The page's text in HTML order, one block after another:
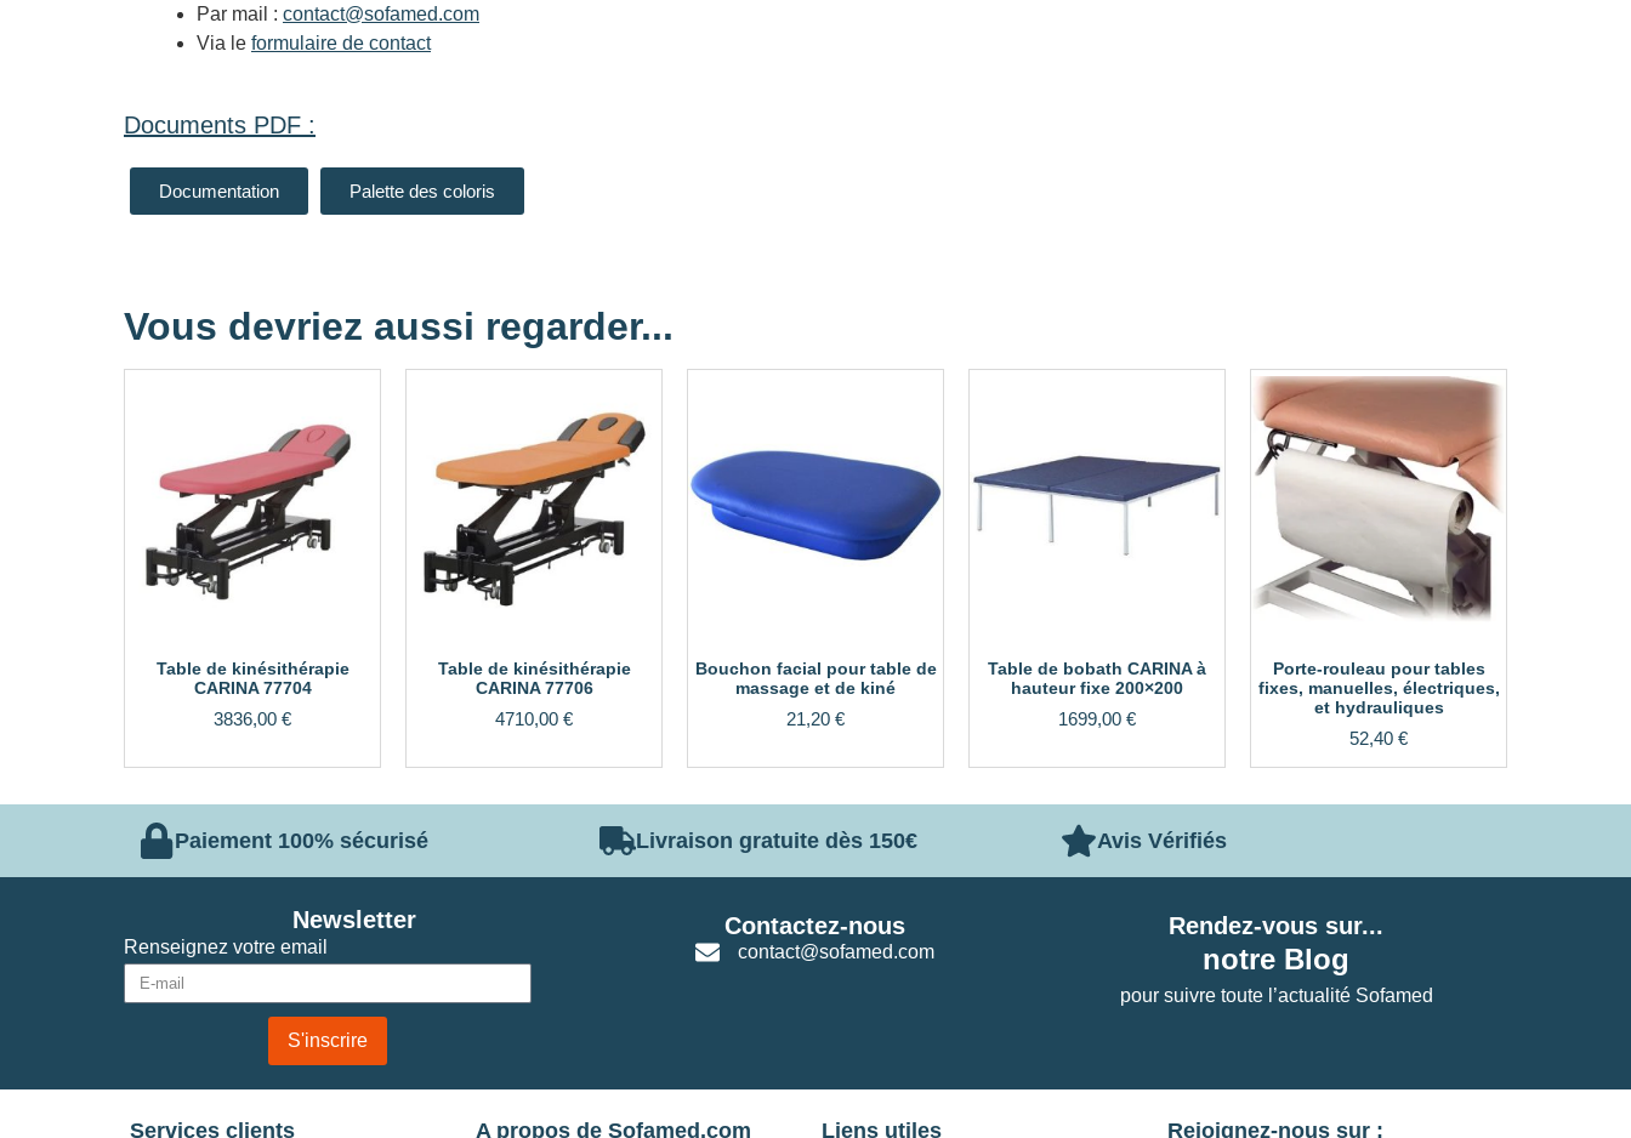
Par mail : contact@sofamed.com
Via le formulaire de contact
Documents PDF :
Documentation Palette des coloris
Vous devriez aussi regarder...
Table de kinésithérapie
CARINA 77704
3836,00 €
Table de kinésithérapie
CARINA 77706
4710,00 €
Bouchon facial pour table de
massage et de kiné
21,20 €
Table de bobath CARINA à
hauteur fixe 200×200
1699,00 €
Porte-rouleau pour tables
fixes, manuelles, électriques,
et hydrauliques
52,40 €
Paiement 100% sécurisé Livraison gratuite dès 150€ Avis Vérifiés
Renseignez votre email
S'inscrire
Newsletter Contactez-nous
contact@sofamed.com
Rendez-vous sur...
notre Blog
pour suivre toute l’actualité Sofamed
Services clients A propos de Sofamed.com Liens utiles Rejoignez-nous sur :